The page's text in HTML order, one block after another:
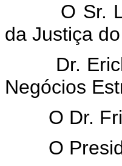
O Sr. Leo
da Justiça
Dr. Erich
Negócios
O Dr. Fritz
O